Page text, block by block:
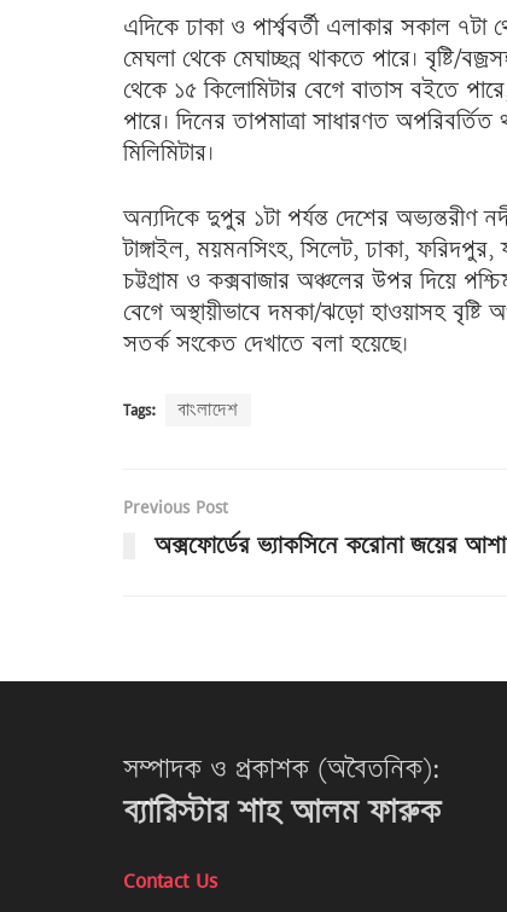
এদিকে ঢাকা ও পার্শ্ববর্তী এলাকার সকাল
মেঘলা থেকে মেঘাচ্ছন্ন থাকতে পারে। বৃষ্টি/
থেকে ১৫ কিলোমিটার বেগে বাতাস বইতে
পারে। দিনের তাপমাত্রা সাধারণত
মিলিমিটার।
অন্যদিকে দুপুর ১টা পর্যন্ত দেশের অভ্যন্তরীণ
টাঙ্গাইল, ময়মনসিংহ, সিলেট, ঢাকা, ফরিদপুর,
চট্টগ্রাম ও কক্সবাজার অঞ্চলের উপর দিয়ে
বেগে অস্থায়ীভাবে দমকা/ঝড়ো হাওয়াসহ
সতর্ক সংকেত দেখাতে বলা হয়েছে।
Tags: বাংলাদেশ
Previous Post
অক্সফোর্ডের ভ্যাকসিনে করোনা জয়ের আশা
সম্পাদক ও প্রকাশক (অবৈতনিক):
ব্যারিস্টার শাহ আলম ফারুক
Contact Us